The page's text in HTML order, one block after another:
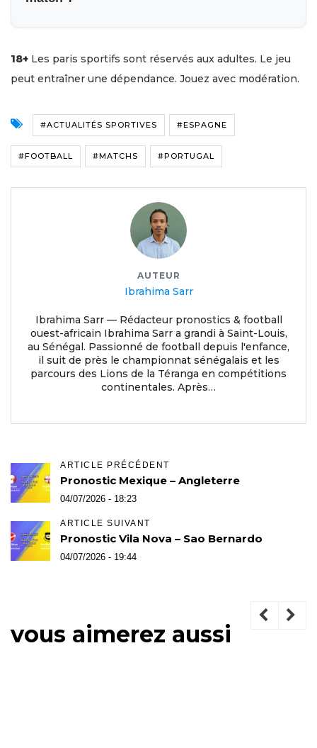
18+ Les paris sportifs sont réservés aux adultes. Le jeu
peut entraîner une dépendance. Jouez avec modération.
#ACTUALITÉS SPORTIVES #ESPAGNE
#FOOTBALL #MATCHS #PORTUGAL
AUTEUR
Ibrahima Sarr
Ibrahima Sarr — Rédacteur pronostics & football
ouest-africain Ibrahima Sarr a grandi à Saint-Louis,
au Sénégal. Passionné de football depuis l'enfance,
il suit de près le championnat sénégalais et les
parcours des Lions de la Téranga en compétitions
continentales. Après…
ARTICLE PRÉCÉDENT
Pronostic Mexique – Angleterre
04/07/2026 - 18:23
ARTICLE SUIVANT
Pronostic Vila Nova – Sao Bernardo
04/07/2026 - 19:44
vous aimerez aussi